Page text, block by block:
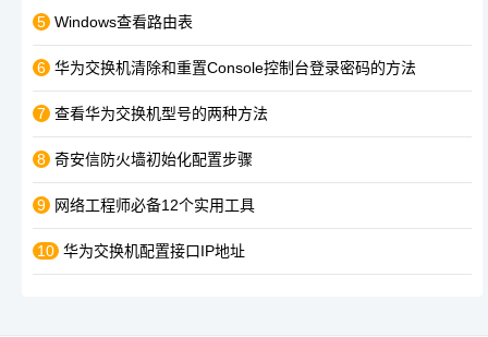
5 Windows查看路由表
6 华为交换机清除和重置Console控制台登录密码的方法
7 查看华为交换机型号的两种方法
8 奇安信防火墙初始化配置步骤
9 网络工程师必备12个实用工具
10 华为交换机配置接口IP地址